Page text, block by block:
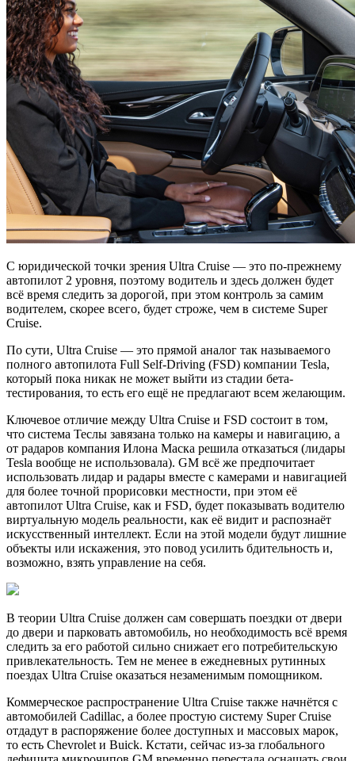
С юридической точки зрения Ultra Cruise — это по-прежнему
автопилот 2 уровня, поэтому водитель и здесь должен будет
всё время следить за дорогой, при этом контроль за самим
водителем, скорее всего, будет строже, чем в системе Super
Cruise.
По сути, Ultra Cruise — это прямой аналог так называемого
полного автопилота Full Self-Driving (FSD) компании Tesla,
который пока никак не может выйти из стадии бета-
тестирования, то есть его ещё не предлагают всем желающим.
Ключевое отличие между Ultra Cruise и FSD состоит в том,
что система Теслы завязана только на камеры и навигацию, а
от радаров компания Илона Маска решила отказаться (лидары
Tesla вообще не использовала). GM всё же предпочитает
использовать лидар и радары вместе с камерами и навигацией
для более точной прорисовки местности, при этом её
автопилот Ultra Cruise, как и FSD, будет показывать водителю
виртуальную модель реальности, как её видит и распознаёт
искусственный интеллект. Если на этой модели будут лишние
объекты или искажения, это повод усилить бдительность и,
возможно, взять управление на себя.
В теории Ultra Cruise должен сам совершать поездки от двери
до двери и парковать автомобиль, но необходимость всё время
следить за его работой сильно снижает его потребительскую
привлекательность. Тем не менее в ежедневных рутинных
поездах Ultra Cruise оказаться незаменимым помощником.
Коммерческое распространение Ultra Cruise также начнётся с
автомобилей Cadillac, а более простую систему Super Cruise
отдадут в распоряжение более доступных и массовых марок,
то есть Chevrolet и Buick. Кстати, сейчас из-за глобального